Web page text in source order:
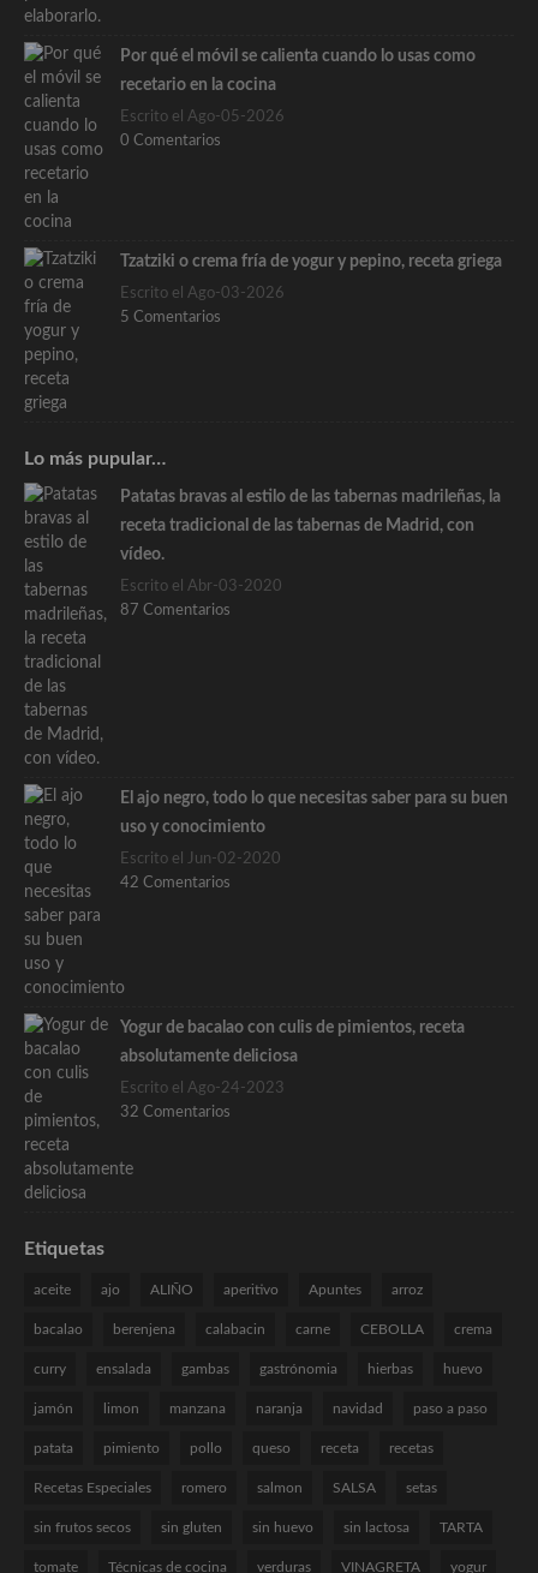
Por qué el móvil se calienta cuando lo usas como
recetario en la cocina
Escrito el Ago-05-2026
0 Comentarios
Tzatziki o crema fría de yogur y pepino, receta griega
Escrito el Ago-03-2026
5 Comentarios
Lo más pupular…
Patatas bravas al estilo de las tabernas madrileñas, la
receta tradicional de las tabernas de Madrid, con
vídeo.
Escrito el Abr-03-2020
87 Comentarios
El ajo negro, todo lo que necesitas saber para su buen
uso y conocimiento
Escrito el Jun-02-2020
42 Comentarios
Yogur de bacalao con culis de pimientos, receta
absolutamente deliciosa
Escrito el Ago-24-2023
32 Comentarios
Etiquetas
aceite ajo ALIÑO aperitivo Apuntes arroz
bacalao berenjena calabacin carne CEBOLLA crema
curry ensalada gambas gastrónomia hierbas huevo
jamón limon manzana naranja navidad paso a paso
patata pimiento pollo queso receta recetas
Recetas Especiales romero salmon SALSA setas
sin frutos secos sin gluten sin huevo sin lactosa TARTA
tomate Técnicas de cocina verduras VINAGRETA yogur